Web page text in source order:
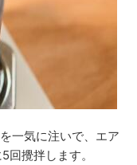
一気に注いで、エア
回攪拌します。